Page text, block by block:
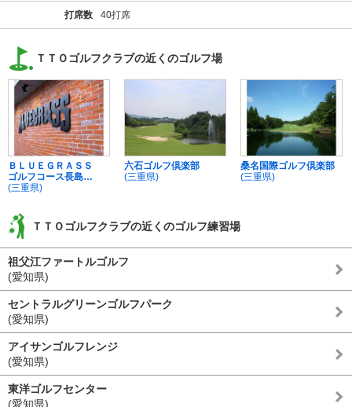
打席数 40打席
ＴＴＯゴルフクラブの近くのゴルフ場
ＢＬＵＥＧＲＡＳＳ
ゴルフコース長島
（旧：長島スポーツラ
(三重県)
六石ゴルフ倶楽部
(三重県)
桑名国際ゴルフ倶楽部
(三重県)
ＴＴＯゴルフクラブの近くのゴルフ練習場
祖父江ファートルゴルフ
(愛知県)
セントラルグリーンゴルフパーク
(愛知県)
アイサンゴルフレンジ
(愛知県)
東洋ゴルフセンター
(愛知県)